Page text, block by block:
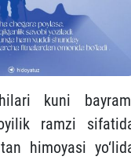
kuni
ramzi
himoyasi